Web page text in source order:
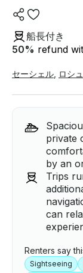
船長付き
50% refund
セーシェル ロシ
private
by an
Trips
can
Renters say
Sightseeing